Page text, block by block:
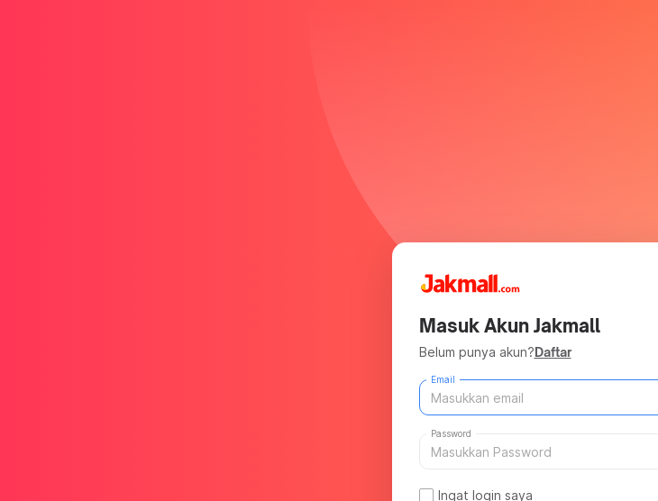
Masuk Akun Jakmall
Belum punya akun?Daftar
Email
Password
Ingat login saya